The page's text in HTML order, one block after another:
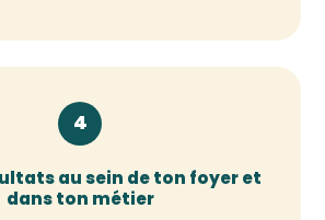
4
au sein de ton foyer et
dans ton métier